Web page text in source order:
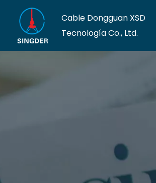
Cable Dongguan XSD
Tecnología Co., Ltd.